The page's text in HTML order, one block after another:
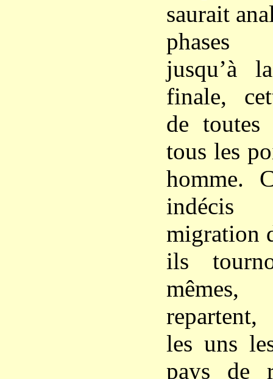
saurait
phases
jusqu’à
finale,
de toutes
tous les
homme.
indécis
migration
ils
les uns
pays de